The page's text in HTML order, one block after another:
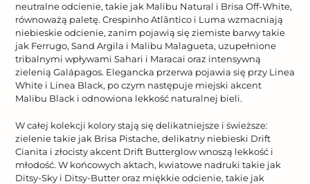
neutralne odcienie, takie jak Malibu Natural i Brisa Off-White,
równoważą paletę. Crespinho Atlântico i Luma wzmacniają
niebieskie odcienie, zanim pojawią się ziemiste barwy takie
jak Ferrugo, Sand Argila i Malibu Malagueta, uzupełnione
tribalnymi wpływami Sahari i Maracai oraz intensywną
zielenią Galápagos. Elegancka przerwa pojawia się przy Linea
White i Linea Black, po czym następuje miejski akcent
Malibu Black i odnowiona lekkość naturalnej bieli.
W całej kolekcji kolory stają się delikatniejsze i świeższe:
zielenie takie jak Brisa Pistache, delikatny niebieski Drift
Cianita i złocisty akcent Drift Butterglow wnoszą lekkość i
młodość. W końcowych aktach, kwiatowe nadruki takie jak
Ditsy-Sky i Ditsy-Butter oraz miękkie odcienie, takie jak